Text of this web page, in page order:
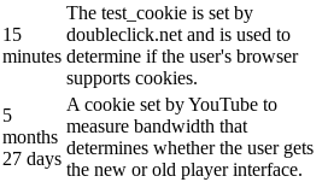
15
minutes
The test_cookie is set by
doubleclick.net and is used to
determine if the user's browser
supports cookies.
5
months
27 days
A cookie set by YouTube to
measure bandwidth that
determines whether the user gets
the new or old player interface.